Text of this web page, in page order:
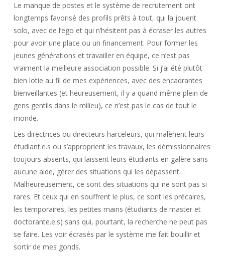
Le manque de postes et le système de recrutement ont
longtemps favorisé des profils prêts à tout, qui la jouent
solo, avec de l’ego et qui n’hésitent pas à écraser les autres
pour avoir une place ou un financement. Pour former les
jeunes générations et travailler en équipe, ce n’est pas
vraiment la meilleure association possible. Si j’ai été plutôt
bien lotie au fil de mes expériences, avec des encadrantes
bienveillantes (et heureusement, il y a quand même plein de
gens gentils dans le milieu), ce n’est pas le cas de tout le
monde.
Les directrices ou directeurs harceleurs, qui malènent leurs
étudiant.e.s ou s’approprient les travaux, les démissionnaires
toujours absents, qui laissent leurs étudiants en galère sans
aucune aide, gérer des situations qui les dépassent…
Malheureusement, ce sont des situations qui ne sont pas si
rares. Et ceux qui en souffrent le plus, ce sont les précaires,
les temporaires, les petites mains (étudiants de master et
doctorante.e.s) sans qui, pourtant, la recherche ne peut pas
se faire. Les voir écrasés par le système me fait bouillir et
sortir de mes gonds.